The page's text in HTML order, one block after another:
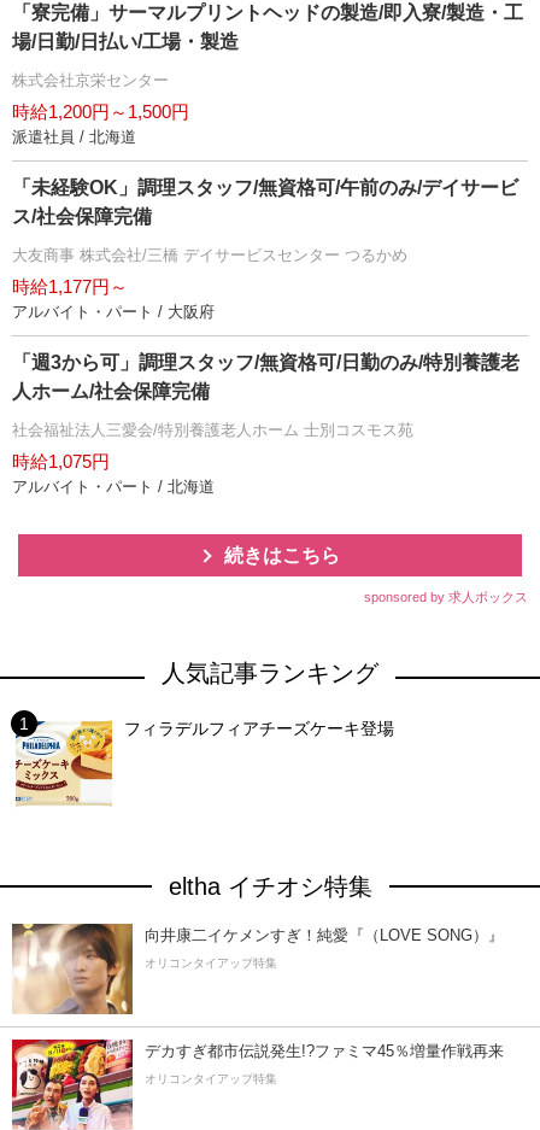
「寮完備」サーマルプリントヘッドの製造/即入寮/製造・工
場/日勤/日払い/工場・製造
株式会社京栄センター
時給1,200円～1,500円
派遣社員 / 北海道
「未経験OK」調理スタッフ/無資格可/午前のみ/デイサービ
ス/社会保障完備
大友商事 株式会社/三橋 デイサービスセンター つるかめ
時給1,177円～
アルバイト・パート / 大阪府
「週3から可」調理スタッフ/無資格可/日勤のみ/特別養護老
人ホーム/社会保障完備
社会福祉法人三愛会/特別養護老人ホーム 士別コスモス苑
時給1,075円
アルバイト・パート / 北海道
続きはこちら
sponsored by 求人ボックス
人気記事ランキング
フィラデルフィアチーズケーキ登場
eltha イチオシ特集
向井康二イケメンすぎ！純愛『（LOVE SONG）』
オリコンタイアップ特集
デカすぎ都市伝説発生!?ファミマ45％増量作戦再来
オリコンタイアップ特集